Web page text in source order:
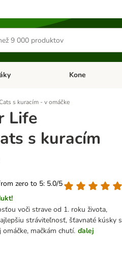
menu: Malé zvieratáOtvoriť menu: Vtáky
Kone
s kuracím - v omáčke
Life
s kuracím
zero to 5: 5.0/5
voči strave od 1. roku života,
stráviteľnosť, šťavnaté kúsky s
mačkám chutí. ďalej